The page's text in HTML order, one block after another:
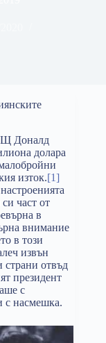
Доналд
долара
изток.[1]
част от
в
внимание
в този
извън
страни отвъд
президент
с
с насмешка.